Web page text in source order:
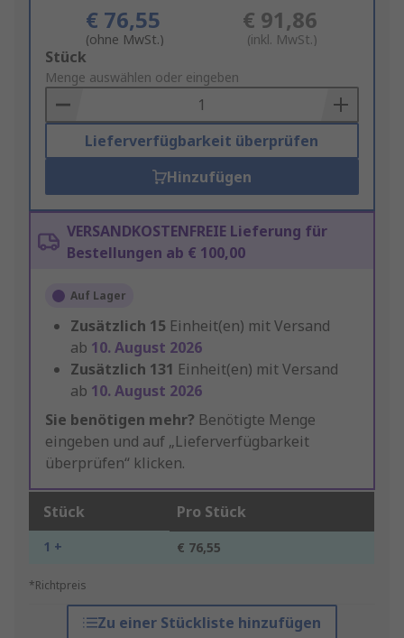
€ 76,55
(ohne MwSt.)
€ 91,86
(inkl. MwSt.)
Add
to
Basket
Stück
Menge auswählen oder eingeben
Lieferverfügbarkeit überprüfen
Hinzufügen
VERSANDKOSTENFREIE Lieferung für
Bestellungen ab € 100,00
Auf Lager
Zusätzlich 15 Einheit(en) mit Versand
ab 10. August 2026
Zusätzlich 131 Einheit(en) mit Versand
ab 10. August 2026
Sie benötigen mehr? Benötigte Menge
eingeben und auf „Lieferverfügbarkeit
überprüfen“ klicken.
Stück Pro Stück
1 + € 76,55
*Richtpreis
Zu einer Stückliste hinzufügen